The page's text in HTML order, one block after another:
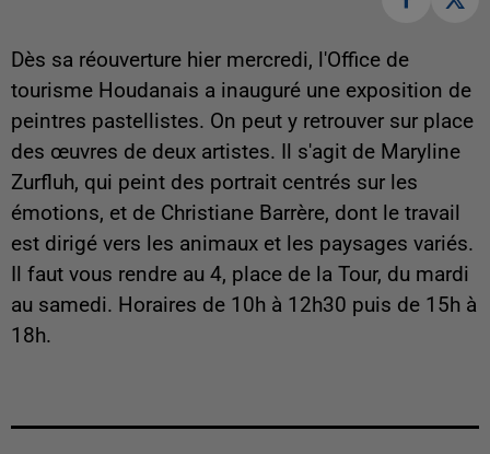
Dès sa réouverture hier mercredi, l'Office de
tourisme Houdanais a inauguré une exposition de
peintres pastellistes. On peut y retrouver sur place
des œuvres de deux artistes. Il s'agit de Maryline
Zurfluh, qui peint des portrait centrés sur les
émotions, et de Christiane Barrère, dont le travail
est dirigé vers les animaux et les paysages variés.
Il faut vous rendre au 4, place de la Tour, du mardi
au samedi. Horaires de 10h à 12h30 puis de 15h à
18h.